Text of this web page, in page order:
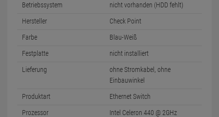
Betriebssystem nicht vorhanden (HDD fehlt)
Hersteller Check Point
Farbe Blau-Weiß
Festplatte nicht installiert
Lieferung
ohne Stromkabel, ohne
Einbauwinkel
Produktart Ethernet Switch
Prozessor Intel Celeron 440 @ 2GHz